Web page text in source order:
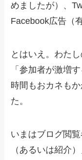
めましたが）、
Facebook広告（
とはいえ。わた
「参加者が激増
時間もおカネも
た。
いまはブログ閲
（あるいは紹介